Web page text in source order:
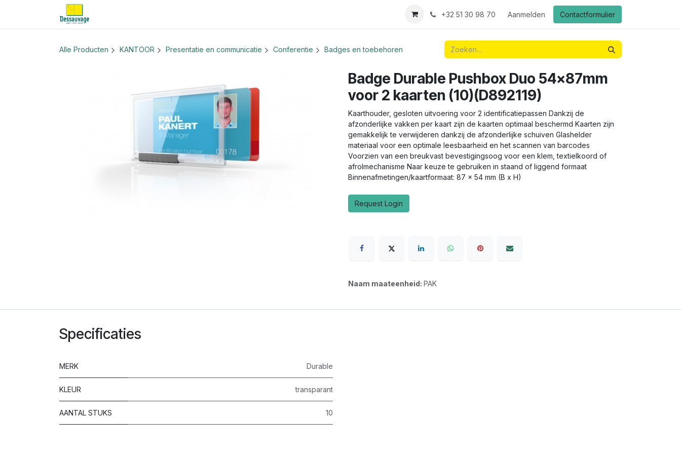
Overslaan naar inhoud
+32 51 30 98 70 Aanmelden Contactformulier
Alle Producten KANTOOR Presentatie en communicatie Conferentie Badges en toebehoren
Badge Durable Pushbox Duo 54x87mm
voor 2 kaarten (10)(D892119)
Kaarthouder, gesloten uitvoering voor 2 identificatiepassen Dankzij de
afzonderlijke vakken per kaart zijn de kaarten optimaal beschermd Kaarten zijn
gemakkelijk te verwijderen dankzij de afzonderlijke schuiven Glashelder
materiaal voor een optimale leesbaarheid en het scannen van barcodes
Voorzien van een breukvast bevestigingsoog voor een klem, textielkoord of
afrolmechanisme Naar keuze te gebruiken in staand of liggend formaat
Binnenafmetingen/kaartformaat: 87 x 54 mm (B x H)
Request Login
Naam maateenheid: PAK
Specificaties
MERK Durable
KLEUR transparant
AANTAL STUKS 10